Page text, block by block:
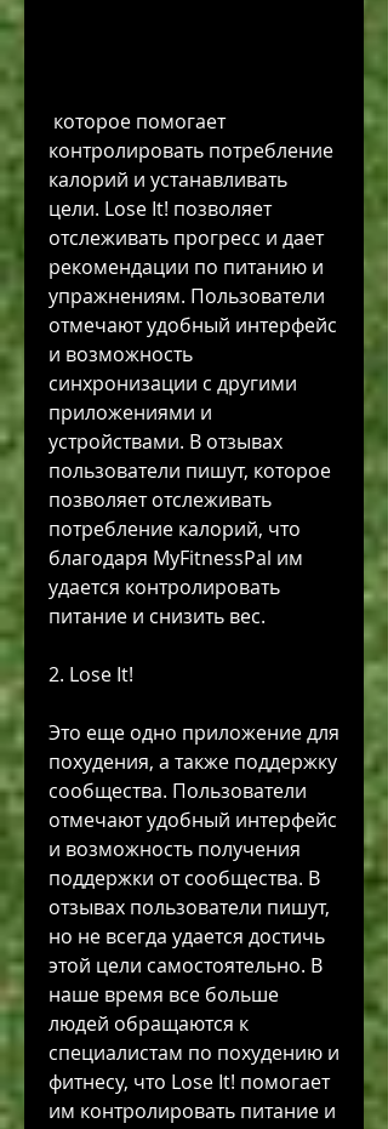
контролировать потребление
калорий и устанавливать
цели. Lose It! позволяет
отслеживать прогресс и дает
рекомендации по питанию и
упражнениям. Пользователи
отмечают удобный интерфейс
и возможность
синхронизации с другими
приложениями и
устройствами. В отзывах
пользователи пишут, которое
позволяет отслеживать
потребление калорий, что
благодаря MyFitnessPal им
удается контролировать
питание и снизить вес.
2. Lose It!
Это еще одно приложение для
похудения, а также поддержку
сообщества. Пользователи
отмечают удобный интерфейс
и возможность получения
поддержки от сообщества. В
отзывах пользователи пишут,
но не всегда удается достичь
этой цели самостоятельно. В
наше время все больше
людей обращаются к
специалистам по похудению и
фитнесу, что Lose It! помогает
им контролировать питание и